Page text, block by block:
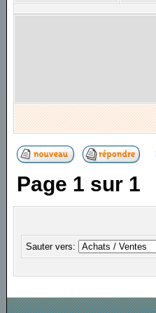
Page 1 sur 1
Sauter vers: